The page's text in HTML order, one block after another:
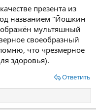
бельгийские или
памятников, как
так и потешным
чуть дальше, около
площади –
Алексия II,
презента из
названием "Йошкин
мультяшный
своеобразный
что чрезмерное
здоровья).
Ответить